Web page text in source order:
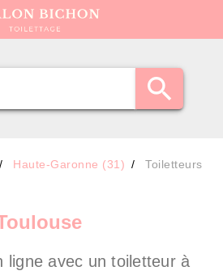
Haute-Garonne (31)
Toiletteurs
ligne avec un toiletteur à